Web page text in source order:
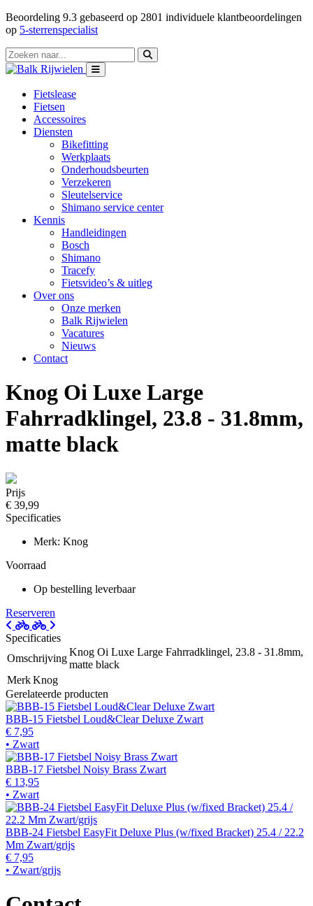
Beoordeling 9.3 gebaseerd op 2801 individuele klantbeoordelingen
op 5-sterrenspecialist
Fietslease
Fietsen
Accessoires
Diensten
Bikefitting
Werkplaats
Onderhoudsbeurten
Verzekeren
Sleutelservice
Shimano service center
Kennis
Handleidingen
Bosch
Shimano
Tracefy
Fietsvideo’s & uitleg
Over ons
Onze merken
Balk Rijwielen
Vacatures
Nieuws
Contact
Knog Oi Luxe Large
Fahrradklingel, 23.8 - 31.8mm,
matte black
Prijs
€ 39,99
Specificaties
Merk: Knog
Voorraad
Op bestelling leverbaar
Reserveren
Specificaties
Omschrijving
Knog Oi Luxe Large Fahrradklingel, 23.8 - 31.8mm,
matte black
MerkKnog
Gerelateerde producten
BBB-15 Fietsbel Loud&Clear Deluxe Zwart
€ 7,95
• Zwart
BBB-17 Fietsbel Noisy Brass Zwart
€ 13,95
• Zwart
BBB-24 Fietsbel EasyFit Deluxe Plus (w/fixed Bracket) 25.4 / 22.2
Mm Zwart/grijs
€ 7,95
• Zwart/grijs